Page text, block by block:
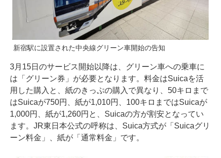
新宿駅に設置された中央線グリーン車開始の告知
3月15日のサービス開始以降は、グリーン車への乗車に
は「グリーン券」が必要となります。料金はSuicaを活
用した購入と、紙のきっぷの購入で異なり、50キロまで
はSuicaが750円、紙が1,010円、100キロまではSuicaが
1,000円、紙が1,260円と、Suicaの方が割安となってい
ます。JR東日本公式の呼称は、Suica方式が「Suicaグリ
ーン料金」、紙が「通常料金」です。